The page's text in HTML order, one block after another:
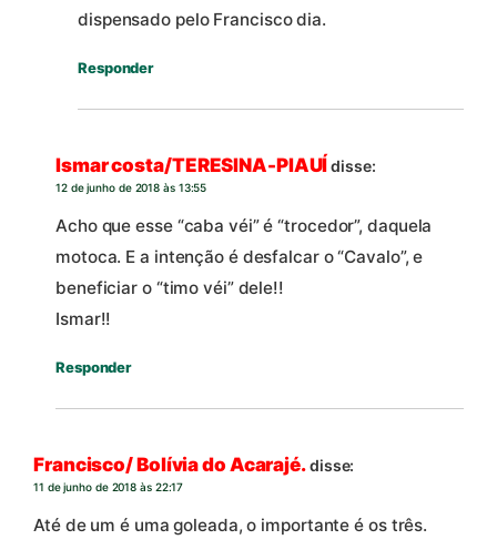
dispensado pelo Francisco dia.
Responder
Ismar costa/TERESINA-PIAUÍdisse:
12 de junho de 2018 às 13:55
Acho que esse “caba véi” é “trocedor”, daquela
motoca. E a intenção é desfalcar o “Cavalo”, e
beneficiar o “timo véi” dele!!
Ismar!!
Responder
Francisco/ Bolívia do Acarajé.disse:
11 de junho de 2018 às 22:17
Até de um é uma goleada, o importante é os três.